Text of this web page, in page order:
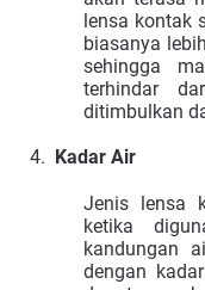
lensa kontak
biasanya
sehingga
terhindar
ditimbulkan
Kadar Air
Jenis lensa
ketika
kandungan
dengan